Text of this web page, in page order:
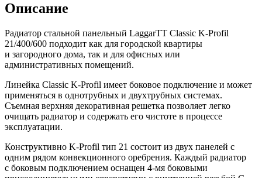
Описание
Радиатор стальной панельный LaggarTT Classic K-Profil
21/400/600 подходит как для городской квартиры
и загородного дома, так и для офисных или
административных помещений.
Линейка Classic K-Profil имеет боковое подключение и может
применяться в однотрубных и двухтрубных системах.
Съемная верхняя декоративная решетка позволяет легко
очищать радиатор и содержать его чистоте в процессе
эксплуатации.
Конструктивно K-Profil тип 21 состоит из двух панелей с
одним рядом конвекционного оребрения. Каждый радиатор
с боковым подключением оснащен 4-мя боковыми